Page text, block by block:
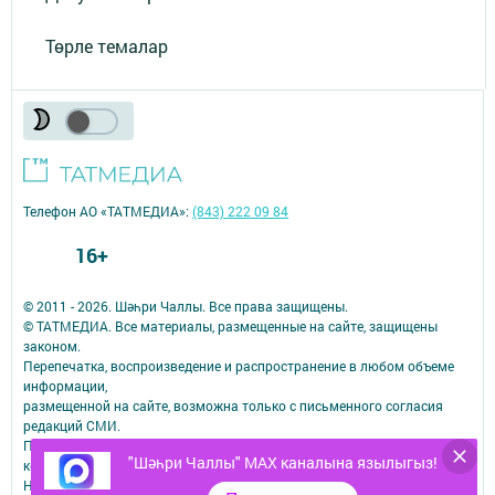
Төрле темалар
"Шәһри Чаллы" MAX каналына язылыгыз!
© 2011 - 2026. Шәһри Чаллы. Все права защищены.
© ТАТМЕДИА. Все материалы, размещенные на сайте, защищены
законом.
Перепечатка, воспроизведение и распространение в любом объеме
информации,
размещенной на сайте, возможна только с письменного согласия
редакций СМИ.
При поддержке Республиканского агентства по печати и массовым
коммуникациям.
Наименование СМИ: Шəhри Чаллы
Телефон АО «ТАТМЕДИА»:(843) 222 09 84
16+